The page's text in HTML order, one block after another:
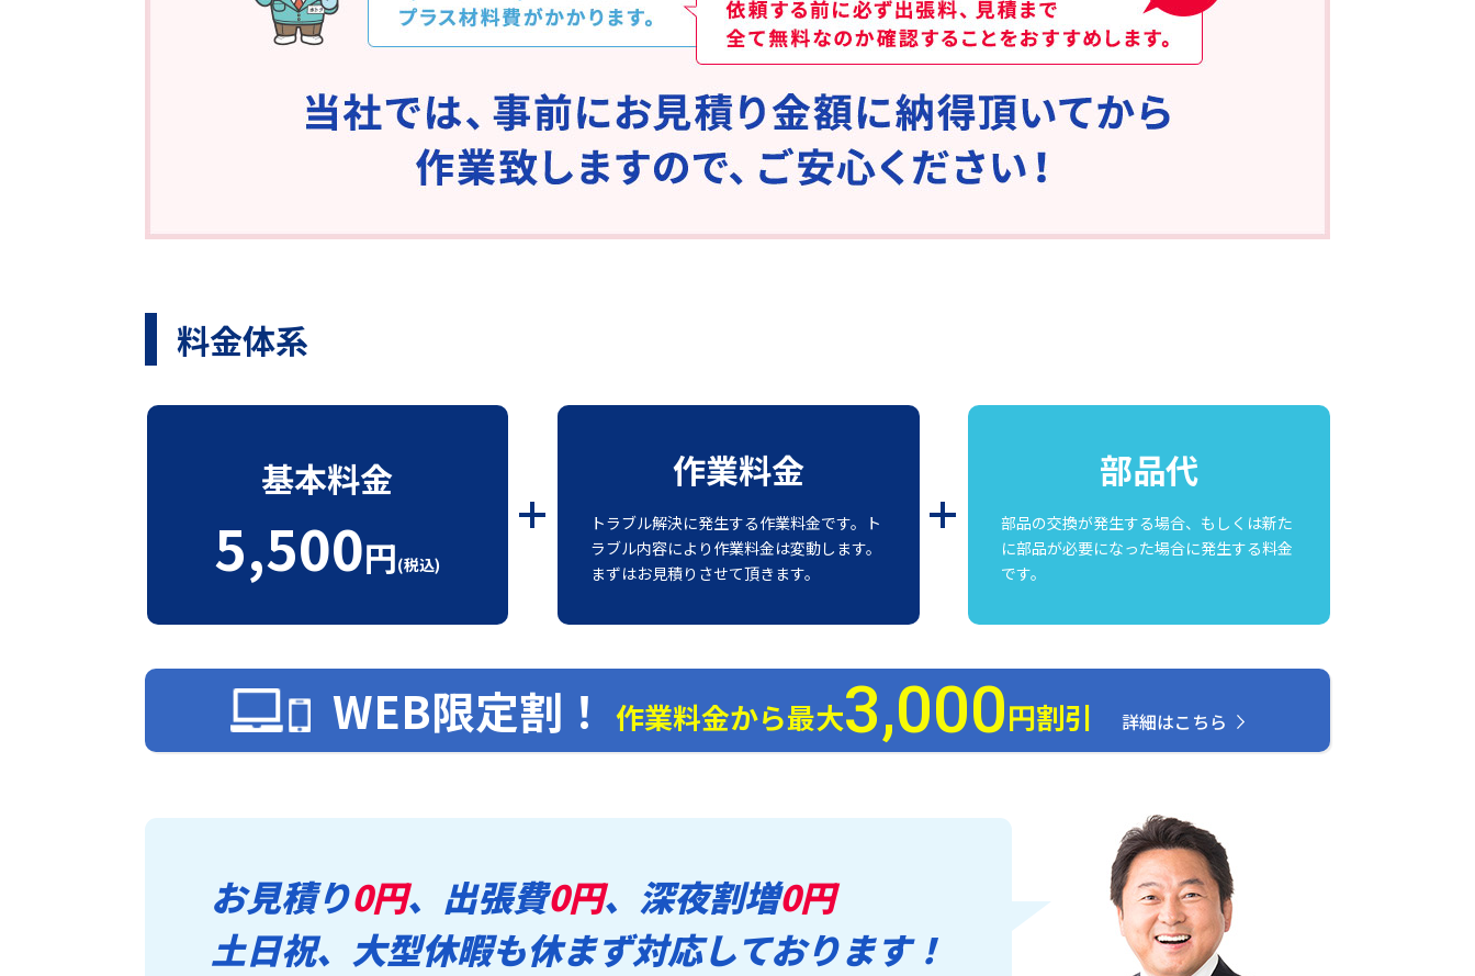
料金体系
基本料金
5,500円(税込)
作業料金
トラブル解決に発生する作業料金です。ト
ラブル内容により作業料金は変動します。
まずはお見積りさせて頂きます。
部品代
部品の交換が発生する場合、もしくは新た
に部品が必要になった場合に発生する料金
です。
WEB限定割！ 作業料金から最大3,000円割引 詳細はこちら
お見積り0円、出張費0円、深夜割増0円
土日祝、大型休暇も休まず対応しております！